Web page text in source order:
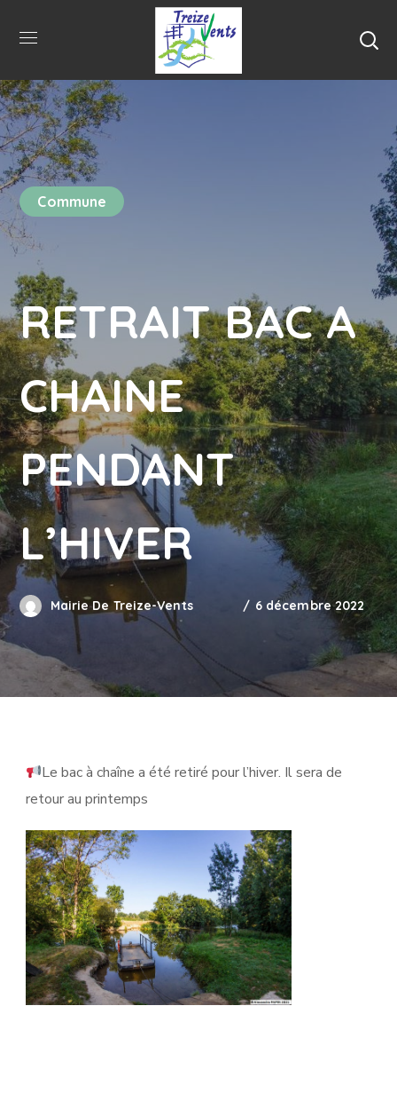
Commune
RETRAIT BAC A
CHAINE
PENDANT
L’HIVER
Mairie De Treize-Vents 6 décembre 2022
Le bac à chaîne a été retiré pour l’hiver. Il sera de
retour au printemps